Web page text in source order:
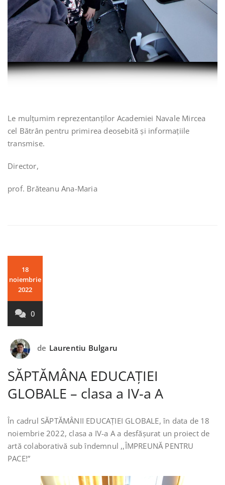
Le mulțumim reprezentanților Academiei Navale Mircea
cel Bătrân pentru primirea deosebită și informațiile
transmise.
Director,
prof. Brăteanu Ana-Maria
18
noiembrie
2022
0
de Laurentiu Bulgaru
SĂPTĂMÂNA EDUCAȚIEI
GLOBALE – clasa a IV-a A
În cadrul SĂPTĂMÂNII EDUCAȚIEI GLOBALE, în data de 18
noiembrie 2022, clasa a IV-a A a desfășurat un proiect de
artă colaborativă sub îndemnul ,,ÎMPREUNĂ PENTRU
PACE!”